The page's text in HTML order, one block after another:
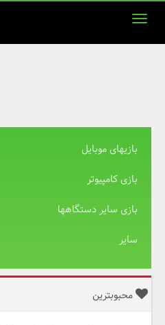
بازیهای موبایل
بازی کامپیوتر
بازی سایر دستگاهها
سایر
محبوبترین